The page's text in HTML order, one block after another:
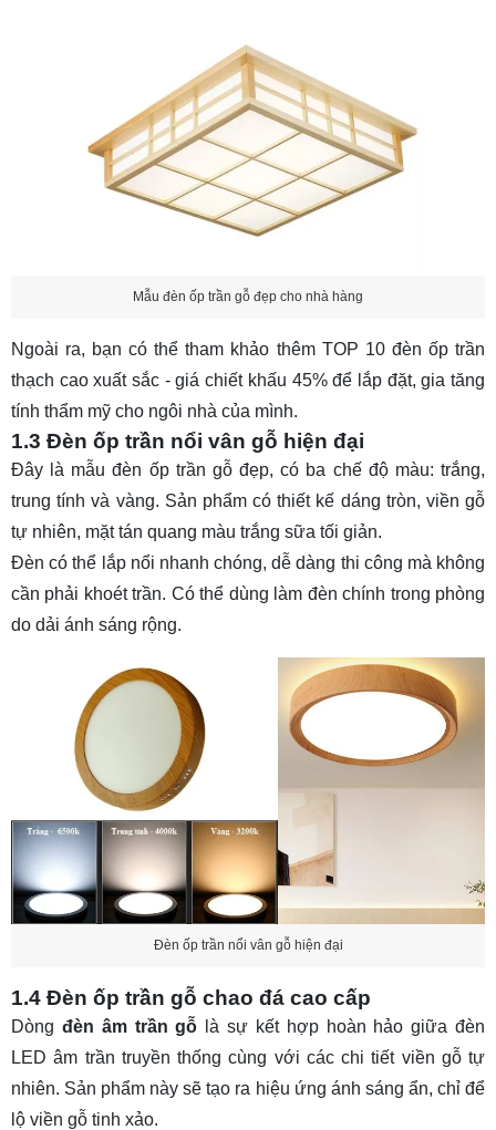
Mẫu đèn ốp trần gỗ đẹp cho nhà hàng
Ngoài ra, bạn có thể tham khảo thêm TOP 10 đèn ốp trần
thạch cao xuất sắc - giá chiết khấu 45%để lắp đặt, gia tăng
tính thẩm mỹ cho ngôi nhà của mình.
1.3 Đèn ốp trần nổi vân gỗ hiện đại
Đây là mẫu đèn ốp trần gỗ đẹp, có ba chế độ màu: trắng,
trung tính và vàng. Sản phẩm có thiết kế dáng tròn, viền gỗ
tự nhiên, mặt tán quang màu trắng sữa tối giản.
Đèn có thể lắp nổi nhanh chóng, dễ dàng thi công mà không
cần phải khoét trần. Có thể dùng làm đèn chính trong phòng
do dải ánh sáng rộng.
Đèn ốp trần nổi vân gỗ hiện đại
1.4 Đèn ốp trần gỗ chao đá cao cấp
Dòng đèn âm trần gỗ là sự kết hợp hoàn hảo giữa đèn
LED âm trần truyền thống cùng với các chi tiết viền gỗ tự
nhiên. Sản phẩm này sẽ tạo ra hiệu ứng ánh sáng ẩn, chỉ để
lộ viền gỗ tinh xảo.